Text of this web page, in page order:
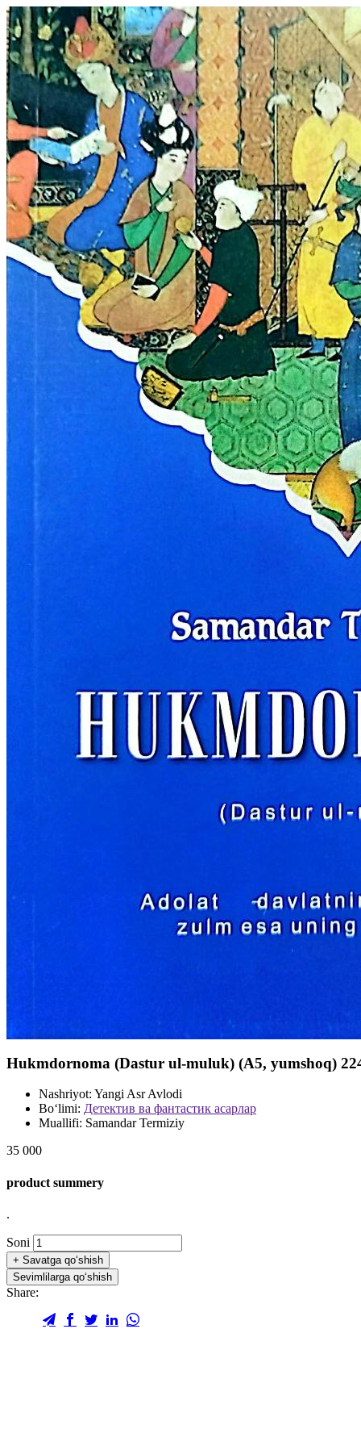
Hukmdornoma (Dastur ul-muluk) (А5, yumshoq)
Nashriyot: Yangi Asr Avlodi
Bo‘limi: Детектив ва фантастик асарлар
Muallifi: Samandar Termiziy
35 000
product summery
.
Soni
+ Savatga qo‘shish
Sevimlilarga qo‘shish
Share: